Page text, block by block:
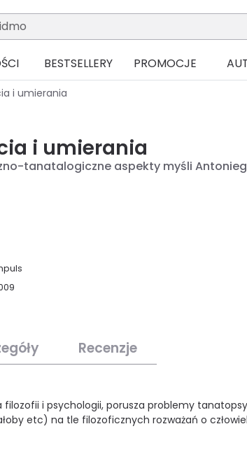
BESTSELLERY PROMOCJE
i umierania
i umierania
tanatalogiczne aspekty myśli
Recenzje
i psychologii, porusza problemy
etc) na tle filozoficznych rozważań o